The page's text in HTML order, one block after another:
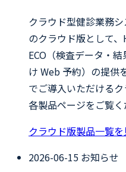
クラウド型健診業務シ
のクラウド版として
ECO（検査データ・
け Web 予約）の提供
でご導入いただける
各製品ページをご覧く
クラウド版製品一覧を
2026-06-15 お知らせ